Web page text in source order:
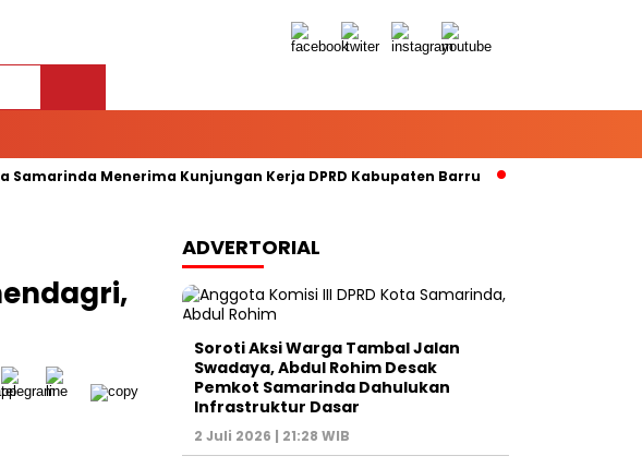
Samarinda Menerima Kunjungan Kerja DPRD Kabupaten Barru
ADVERTORIAL
Soroti Aksi Warga Tambal Jalan
Swadaya, Abdul Rohim Desak
Pemkot Samarinda Dahulukan
Infrastruktur Dasar
2 Juli 2026 | 21:28 WIB